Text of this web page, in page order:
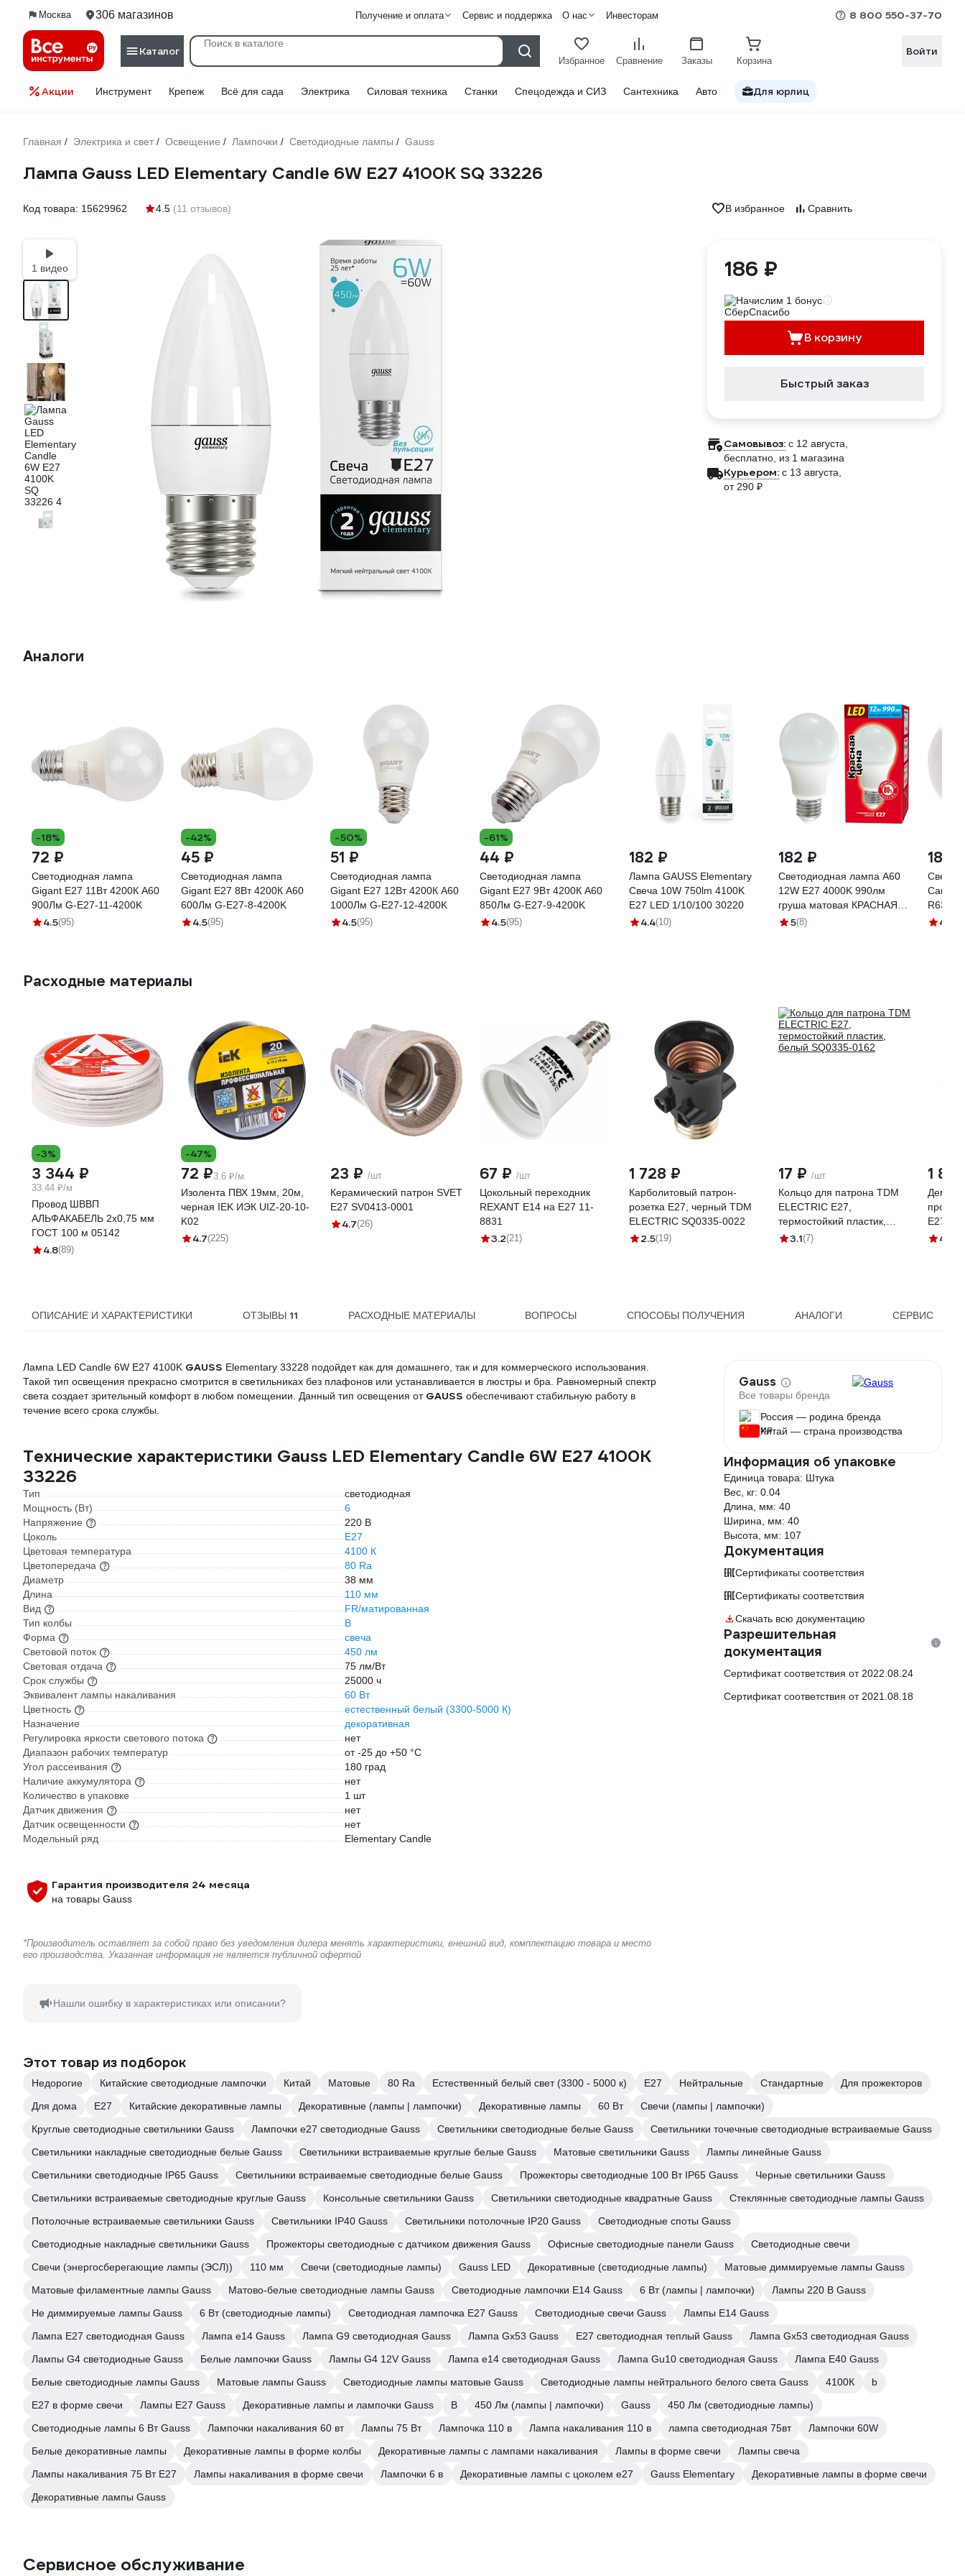
Москва 306 магазинов Получение и оплата Сервис и поддержка О нас Инвесторам 8 800 550-37-70
Каталог
Избранное Сравнение Заказы Корзина
Войти
Акции Инструмент Крепеж Всё для сада Электрика Силовая техника Станки Спецодежда и СИЗ Сантехника Авто Для юрлиц
Главная / Электрика и свет / Освещение / Лампочки / Светодиодные лампы / Gauss
Лампа Gauss LED Elementary Candle 6W E27 4100K SQ 33226
Код товара: 15629962 4.5 (11 отзывов) В избранное Сравнить
1 видео 186 ₽
Начислим 1 бонус
В корзину
Быстрый заказ
Самовывоз: c 12 августа,
бесплатно , из 1 магазина
Курьером: c 13 августа,
от 290 ₽
Аналоги
-18%
72 ₽
Светодиодная лампа
Gigant E27 11Вт 4200К А60
900Лм G-E27-11-4200K
4.5(95)
-42%
45 ₽
Светодиодная лампа
Gigant E27 8Вт 4200К А60
600Лм G-E27-8-4200K
4.5(95)
-50%
51 ₽
Светодиодная лампа
Gigant E27 12Вт 4200К А60
1000Лм G-E27-12-4200K
4.5(95)
-61%
44 ₽
Светодиодная лампа
Gigant E27 9Вт 4200К А60
850Лм G-E27-9-4200K
4.5(95)
182 ₽
Лампа GAUSS Elementary
Свеча 10W 750lm 4100K
E27 LED 1/10/100 30220
4.4(10)
182 ₽
Светодиодная лампа A60
12W E27 4000K 990лм
груша матовая КРАСНАЯ
ЦЕНА 4606400617389
5(8)
188
R63/
13475
4.5
Расходные материалы
-3%
3 344 ₽
33.44 ₽/м
Провод ШВВП
АЛЬФАКАБЕЛЬ 2х0,75 мм
ГОСТ 100 м 05142
4.8(89)
-47%
72 ₽3.6 ₽/м
Изолента ПВХ 19мм, 20м,
черная IEK ИЭК UIZ-20-10-
K02
4.7(225)
23 ₽ /шт
Керамический патрон SVET
Е27 SV0413-0001
4.7(26)
67 ₽ /шт
Цокольный переходник
REXANT Е14 на Е27 11-
8831
3.2(21)
1 728 ₽
Карболитовый патрон-
розетка Е27, черный TDM
ELECTRIC SQ0335-0022
2.5(19)
17 ₽ /шт
Кольцо для патрона TDM
ELECTRIC Е27,
термостойкий пластик,
белый SQ0335-0162
3.1(7)
1
Демо-
Е27,
8014.2
ОПИСАНИЕ И ХАРАКТЕРИСТИКИ ОТЗЫВЫ 11 РАСХОДНЫЕ МАТЕРИАЛЫ ВОПРОСЫ СПОСОБЫ ПОЛУЧЕНИЯ АНАЛОГИ СЕРВИС
Лампа LED Candle 6W E27 4100K GAUSS Elementary 33228 подойдет как для домашнего, так и для коммерческого использования.
Такой тип освещения прекрасно смотрится в светильниках без плафонов или устанавливается в люстры и бра. Равномерный спектр
света создает зрительный комфорт в любом помещении. Данный тип освещения от GAUSS обеспечивают стабильную работу в
течение всего срока службы.
Технические характеристики Gauss LED Elementary Candle 6W E27 4100K
33226
Тип
светодиодная
Мощность (Вт)
6
Напряжение
220 В
Цоколь
E27
Цветовая температура
4100 К
Цветопередача
80 Ra
Диаметр
38 мм
Длина
110 мм
Вид
FR/матированная
Тип колбы
B
Форма
свеча
Световой поток
450 лм
Световая отдача
75 лм/Вт
Срок службы
25000 ч
Эквивалент лампы накаливания
60 Вт
Цветность
естественный белый (3300-5000 К)
Назначение
декоративная
Регулировка яркости светового потока
нет
Диапазон рабочих температур
от -25 до +50 °С
Угол рассеивания
180 град
Наличие аккумулятора
нет
Количество в упаковке
1 шт
Датчик движения
нет
Датчик освещенности
нет
Модельный ряд
Elementary Candle
Гарантия производителя 24 месяца
на товары Gauss
*Производитель оставляет за собой право без уведомления дилера менять характеристики, внешний вид, комплектацию товара и место
его производства. Указанная информация не является публичной офертой
Нашли ошибку в характеристиках или описании?
Gauss
Все товары бренда
Россия — родина бренда
Китай — страна производства
Информация об упаковке
Единица товара: Штука
Вес, кг: 0.04
Длина, мм: 40
Ширина, мм: 40
Высота, мм: 107
Документация
Сертификаты соответствия
Сертификаты соответствия
Скачать всю документацию
Разрешительная
документация
Сертификат соответствия от 2022.08.24
Сертификат соответствия от 2021.08.18
Этот товар из подборок
Недорогие Китайские светодиодные лампочки Китай Матовые 80 Ra Естественный белый свет (3300 - 5000 к) Е27 Нейтральные Стандартные
Для прожекторов
Для дома
E27 Китайские декоративные лампы Декоративные (лампы | лампочки) Декоративные лампы 60 Вт
Свечи (лампы | лампочки)
Круглые светодиодные светильники Gauss
Лампочки е27 светодиодные Gauss Светильники светодиодные белые Gauss
Светильники точечные светодиодные встраиваемые Gauss
Светильники накладные светодиодные белые Gauss
Светильники встраиваемые круглые белые Gauss Матовые светильники Gauss
Лампы линейные Gauss
Светильники светодиодные IP65 Gauss
Светильники встраиваемые светодиодные белые Gauss Прожекторы светодиодные 100 Вт IP65 Gauss
Черные светильники Gauss
Светильники встраиваемые светодиодные круглые Gauss
Консольные светильники Gauss Светильники светодиодные квадратные Gauss
Стеклянные светодиодные лампы Gauss
Потолочные встраиваемые светильники Gauss
Светильники IP40 Gauss Светильники потолочные IP20 Gauss
Светодиодные споты Gauss
Светодиодные накладные светильники Gauss
Прожекторы светодиодные с датчиком движения Gauss Офисные светодиодные панели Gauss
Светодиодные свечи
Свечи (энергосберегающие лампы (ЭСЛ))
110 мм Свечи (светодиодные лампы) Gauss LED Декоративные (светодиодные лампы)
Матовые диммируемые лампы Gauss
Матовые филаментные лампы Gauss
Матово-белые светодиодные лампы Gauss Светодиодные лампочки E14 Gauss 6 Вт (лампы | лампочки)
Лампы 220 В Gauss
Не диммируемые лампы Gauss
6 Вт (светодиодные лампы) Светодиодная лампочка E27 Gauss Светодиодные свечи Gauss
Лампы E14 Gauss
Лампа E27 светодиодная Gauss
Лампа е14 Gauss Лампа G9 светодиодная Gauss Лампа Gx53 Gauss E27 светодиодная теплый Gauss
Лампа Gx53 светодиодная Gauss
Лампы G4 светодиодные Gauss
Белые лампочки Gauss Лампы G4 12V Gauss Лампа е14 светодиодная Gauss Лампа Gu10 светодиодная Gauss
Лампа E40 Gauss
Белые светодиодные лампы Gauss
Матовые лампы Gauss Светодиодные лампы матовые Gauss Светодиодные лампы нейтрального белого света Gauss 4100К
b
E27 в форме свечи
Лампы Е27 Gauss Декоративные лампы и лампочки Gauss B 450 Лм (лампы | лампочки) Gauss
450 Лм (светодиодные лампы)
Светодиодные лампы 6 Вт Gauss
Лампочки накаливания 60 вт Лампы 75 Вт Лампочка 110 в Лампа накаливания 110 в лампа светодиодная 75вт
Лампочки 60W
Белые декоративные лампы
Декоративные лампы в форме колбы Декоративные лампы с лампами накаливания Лампы в форме свечи
Лампы свеча
Лампы накаливания 75 Вт E27
Лампы накаливания в форме свечи Лампочки 6 в Декоративные лампы с цоколем e27 Gauss Elementary
Декоративные лампы в форме свечи
Декоративные лампы Gauss
Сервисное обслуживание